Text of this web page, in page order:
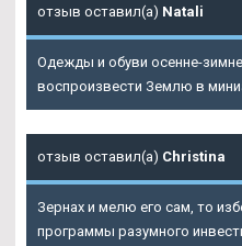
отзыв оставил(а) Natali
Одежды и обуви осенне-
воспроизвести Землю в
отзыв оставил(а) Christina
Зернах и мелю его сам, то
программы разумного